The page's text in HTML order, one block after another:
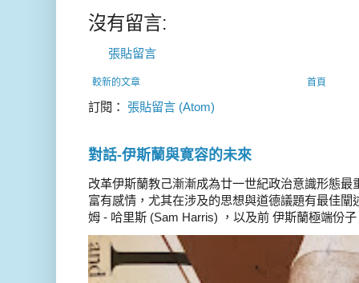
沒有留言:
張貼留言
較新的文章 首頁
訂閱： 張貼留言 (Atom)
對話-伊斯蘭與寛容的未來
改革伊斯蘭教己漸漸成為廿一世紀政治意識形態
富有感情，尤其在涉及的思想與道德議題有最佳
姆 - 哈里斯 (Sam Harris) ，以及前 伊斯蘭極端份